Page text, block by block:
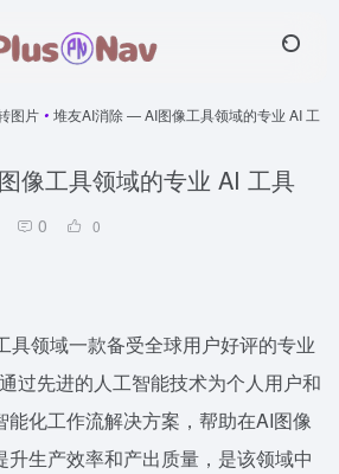
图片 • 堆友AI消除 — AI图像工具领域的专业 AI 工
像工具领域的专业 AI 工具
0 0
具领域一款备受全球用户好评的专业
过先进的人工智能技术为个人用户和
化工作流解决方案，帮助在AI图像
生产效率和产出质量，是该领域中